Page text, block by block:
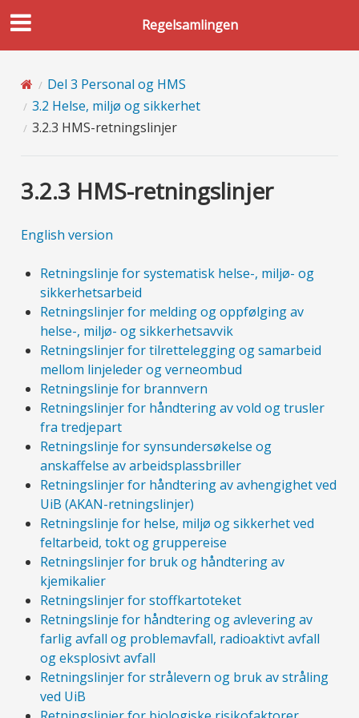
Regelsamlingen
Del 3 Personal og HMS
3.2 Helse, miljø og sikkerhet
3.2.3 HMS-retningslinjer
3.2.3 HMS-retningslinjer
English version
Retningslinje for systematisk helse-, miljø- og
sikkerhetsarbeid
Retningslinjer for melding og oppfølging av
helse-, miljø- og sikkerhetsavvik
Retningslinjer for tilrettelegging og samarbeid
mellom linjeleder og verneombud
Retningslinje for brannvern
Retningslinjer for håndtering av vold og trusler
fra tredjepart
Retningslinje for synsundersøkelse og
anskaffelse av arbeidsplassbriller
Retningslinjer for håndtering av avhengighet ved
UiB (AKAN-retningslinjer)
Retningslinje for helse, miljø og sikkerhet ved
feltarbeid, tokt og gruppereise
Retningslinjer for bruk og håndtering av
kjemikalier
Retningslinjer for stoffkartoteket
Retningslinje for håndtering og avlevering av
farlig avfall og problemavfall, radioaktivt avfall
og eksplosivt avfall
Retningslinjer for strålevern og bruk av stråling
ved UiB